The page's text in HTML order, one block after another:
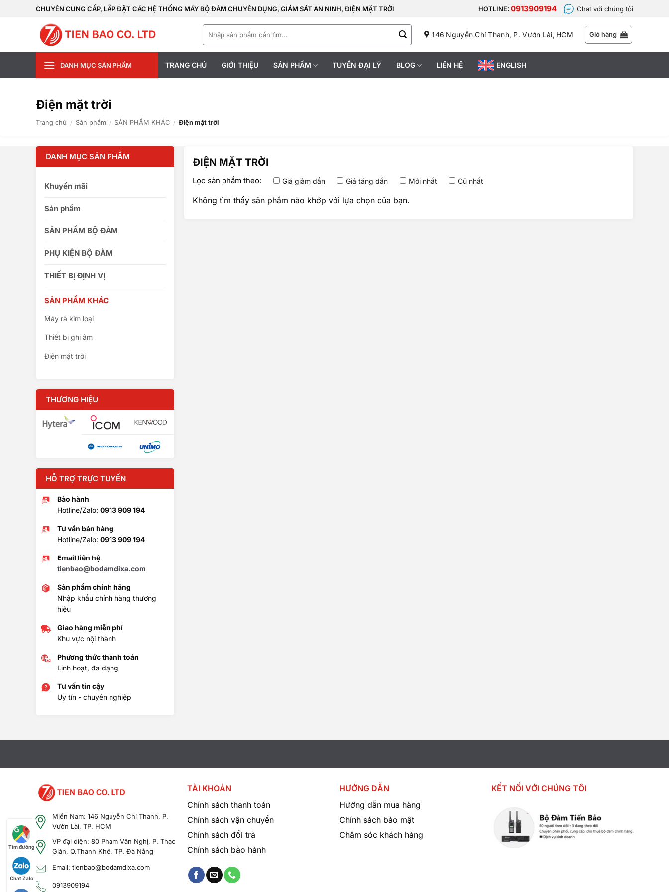
CHUYÊN CUNG CẤP, LẮP ĐẶT CÁC HỆ THỐNG MÁY BỘ ĐÀM CHUYÊN DỤNG, GIÁM SÁT AN NINH, ĐIỆN MẶT TRỜI HOTLINE: 0913909194 Chat với chúng tôi
kiếm:
146 Nguyễn Chí Thanh, P. Vườn Lài, HCM Giỏ hàng
DANH MỤC SẢN PHẨM TRANG CHỦ GIỚI THIỆU SẢN PHẨM TUYỂN ĐẠI LÝ BLOG LIÊN HỆ ENGLISH
Điện mặt trời
Trang chủ / Sản phẩm / SẢN PHẨM KHÁC / Điện mặt trời
DANH MỤC SẢN PHẨM
Khuyến mãi
Sản phẩm
SẢN PHẨM BỘ ĐÀM
PHỤ KIỆN BỘ ĐÀM
THIẾT BỊ ĐỊNH VỊ
SẢN PHẨM KHÁC
Máy rà kim loại
Thiết bị ghi âm
Điện mặt trời
THƯƠNG HIỆU
HỖ TRỢ TRỰC TUYẾN
Bảo hành
Hotline/Zalo: 0913 909 194
Tư vấn bán hàng
Hotline/Zalo: 0913 909 194
Email liên hệ
tienbao@bodamdixa.com
Sản phẩm chính hãng
Nhập khẩu chính hãng thương
hiệu
Giao hàng miễn phí
Khu vực nội thành
Phương thức thanh toán
Linh hoạt, đa dạng
Tư vấn tin cậy
Uy tín - chuyên nghiệp
ĐIỆN MẶT TRỜI
Lọc sản phẩm theo: Giá giảm dần Giá tăng dần Mới nhất Cũ nhất
Không tìm thấy sản phẩm nào khớp với lựa chọn của bạn.
Miền Nam: 146 Nguyễn Chí Thanh, P.
Vườn Lài, TP. HCM
VP đại diện: 80 Phạm Văn Nghị, P. Thạc
Gián, Q.Thanh Khê, TP. Đà Nẵng
Email: tienbao@bodamdixa.com
0913909194
TÀI KHOẢN
Chính sách thanh toán
Chính sách vận chuyển
Chính sách đổi trả
Chính sách bảo hành
HƯỚNG DẪN
Hướng dẫn mua hàng
Chính sách bảo mật
Chăm sóc khách hàng
KẾT NỐI VỚI CHÚNG TÔI
Tìm đường
Chat Zalo